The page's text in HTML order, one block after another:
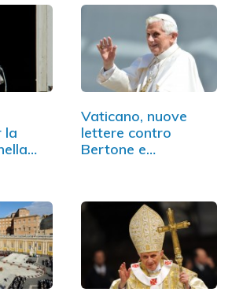
la
Vaticano, nuove
lettere contro
Bertone e